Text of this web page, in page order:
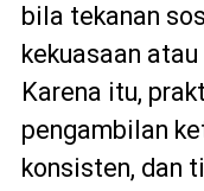
bila tekanan
kekuasaan
Karena itu,
pengambilan
konsisten, dan